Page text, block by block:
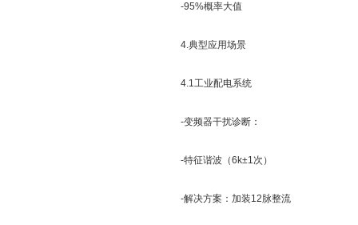
-95%概率大值
4.典型应用场景
4.1工业配电系统
-变频器干扰诊断：
-特征谐波（6k±1次）
-解决方案：加装12脉整流